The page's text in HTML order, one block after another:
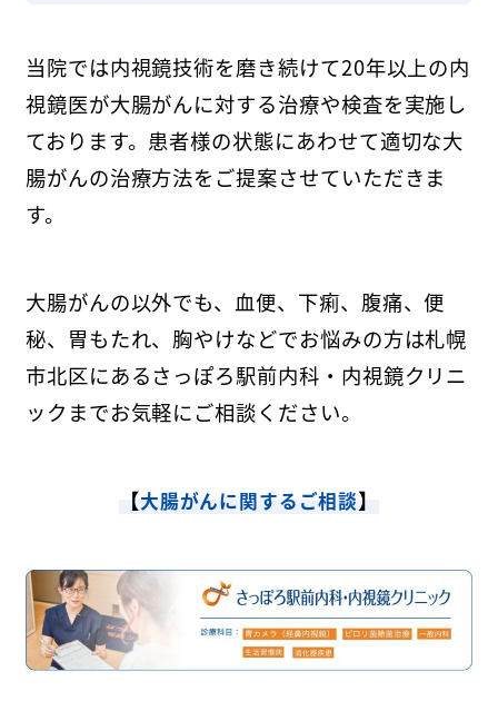
当院では内視鏡技術を磨き続けて20年以上の内
視鏡医が大腸がんに対する治療や検査を実施し
ております。患者様の状態にあわせて適切な大
腸がんの治療方法をご提案させていただきま
す。
大腸がんの以外でも、血便、下痢、腹痛、便
秘、胃もたれ、胸やけなどでお悩みの方は札幌
市北区にあるさっぽろ駅前内科・内視鏡クリニ
ックまでお気軽にご相談ください。
【大腸がんに関するご相談】